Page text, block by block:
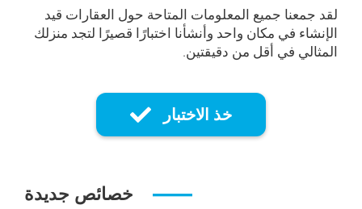
لقد جمعنا جميع المعلومات المتاحة حول العقارات قيد
الإنشاء في مكان واحد وأنشأنا اختبارًا قصيرًا لتجد منزلك
المثالي في أقل من دقيقتين.
خذ الاختبار
خصائص جديدة